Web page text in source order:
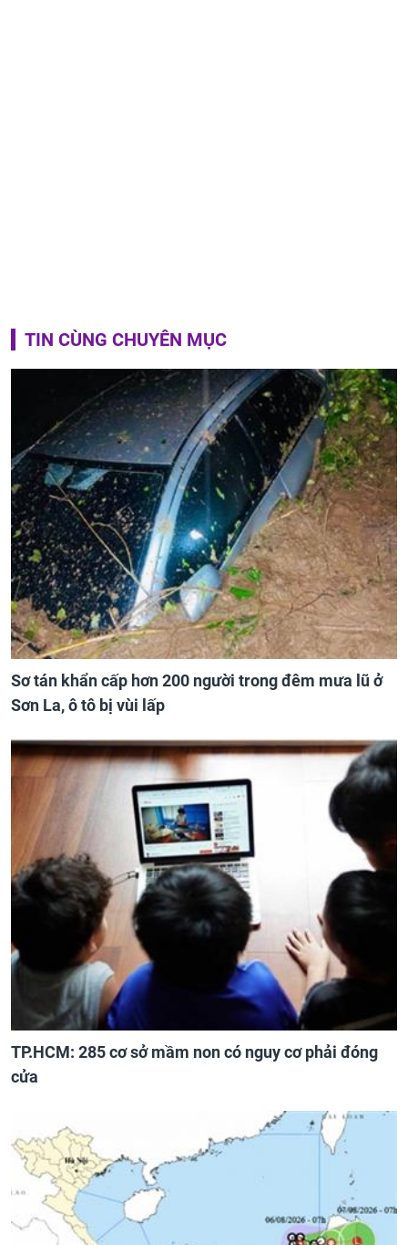
TIN CÙNG CHUYÊN MỤC
Sơ tán khẩn cấp hơn 200 người trong đêm mưa lũ ở
Sơn La, ô tô bị vùi lấp
TP.HCM: 285 cơ sở mầm non có nguy cơ phải đóng
cửa